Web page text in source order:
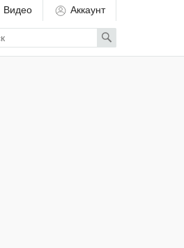
Видео Аккаунт
Search